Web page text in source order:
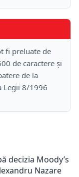
fi preluate de
de caractere și
de la
Legii 8/1996
decizia Moody’s
Nazare